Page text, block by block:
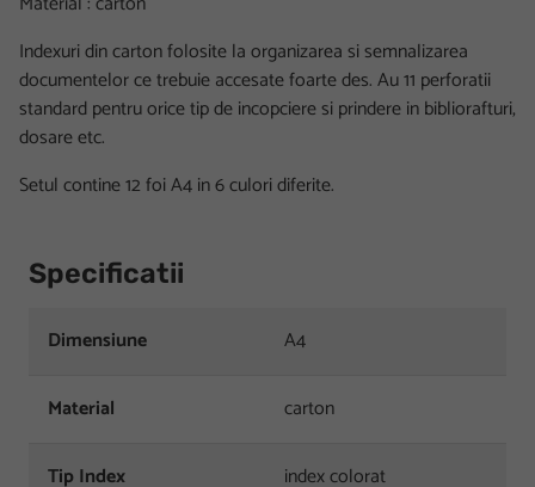
Indexuri din carton folosite la organizarea si semnalizarea
documentelor ce trebuie accesate foarte des. Au 11 perforatii
standard pentru orice tip de incopciere si prindere in bibliorafturi,
dosare etc.
Setul contine 12 foi A4 in 6 culori diferite.
Specificatii
Dimensiune A4
Material carton
Tip Index index colorat